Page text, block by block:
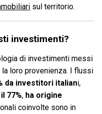
sul territorio.
investimenti?
di investimenti messi
loro provenienza. I flussi
da investitori italiani,
il 77%, ha origine
coinvolte sono in